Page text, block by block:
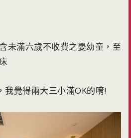
未滿六歲不收費之嬰幼童，至
我覺得兩大三小滿OK的唷!